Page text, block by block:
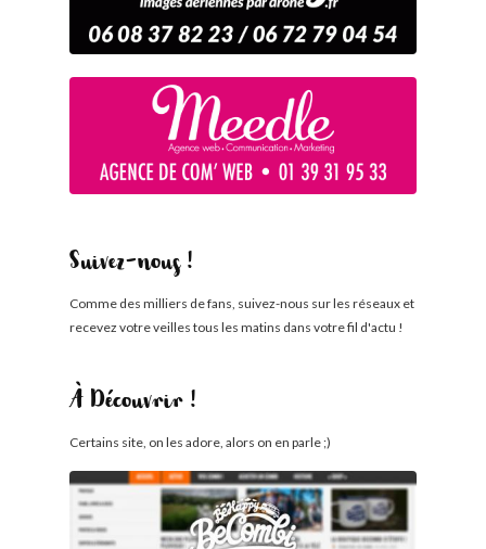
Suivez-nous !
Comme des milliers de fans, suivez-nous sur les réseaux et
recevez votre veilles tous les matins dans votre fil d'actu !
À Découvrir !
Certains site, on les adore, alors on en parle ;)